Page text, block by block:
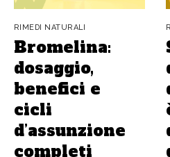
RIMEDI NATURALI
Bromelina:
dosaggio,
benefici e
cicli
d’assunzione
completi